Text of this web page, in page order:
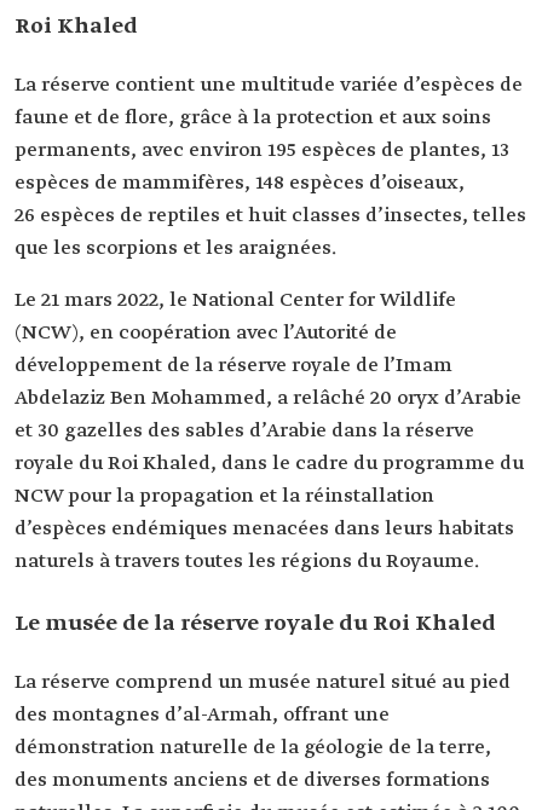
Roi Khaled
La réserve contient une multitude variée d’espèces de
faune et de flore, grâce à la protection et aux soins
permanents, avec environ 195 espèces de plantes, 13
espèces de mammifères, 148 espèces d’oiseaux,
26 espèces de reptiles et huit classes d’insectes, telles
que les scorpions et les araignées.
Le 21 mars 2022, le National Center for Wildlife
(NCW), en coopération avec l’Autorité de
développement de la réserve royale de l’Imam
Abdelaziz Ben Mohammed, a relâché 20 oryx d’Arabie
et 30 gazelles des sables d’Arabie dans la réserve
royale du Roi Khaled, dans le cadre du programme du
NCW pour la propagation et la réinstallation
d’espèces endémiques menacées dans leurs habitats
naturels à travers toutes les régions du Royaume.
Le musée de la réserve royale du Roi Khaled
La réserve comprend un musée naturel situé au pied
des montagnes d’al-Armah, offrant une
démonstration naturelle de la géologie de la terre,
des monuments anciens et de diverses formations